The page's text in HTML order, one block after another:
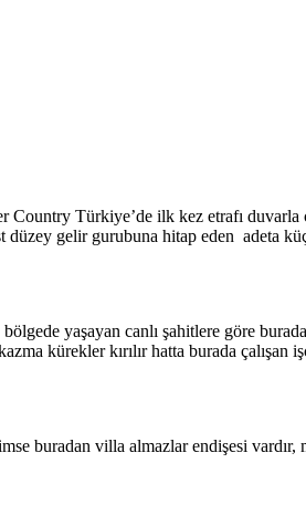
Country Türkiye’de ilk kez etrafı
düzey gelir gurubuna hitap eden adeta
yaşayan canlı şahitlere göre
kürekler kırılır hatta burada çalışan
buradan villa almazlar endişesi vardır,